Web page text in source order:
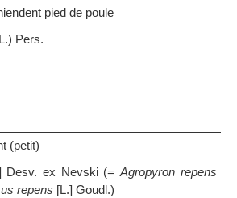
pied de poule
Pers.
(petit)
Desv. ex Nevski (=Agropyron repens
repens [L.] Goudl.)